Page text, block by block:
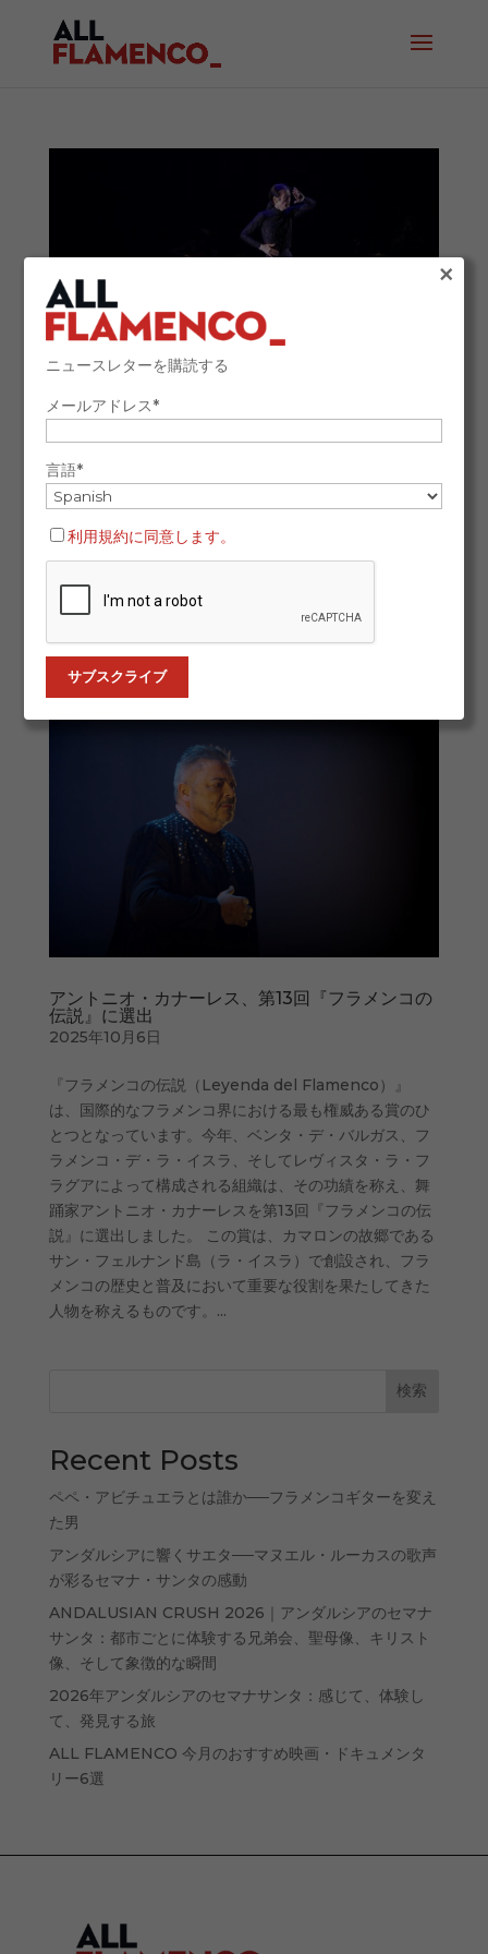
日本におけるフラメンコ：情熱が育む物語
アンダルシア文化に魅了された一部の日本人にとって、
異国情緒あふれる好奇心から始まったこの物語は、数十
年を経て、情熱と敬意、そして深い感情的つながりへと
って育まれています。東京、大阪、京都の舞台で、スペ
をご紹介します。 魅了の始まり：最初の出会い...
アントニオ・カナーレス、第13回『フラメンコの
伝説』に選出
2025年10月6日
『フラメンコの伝説（Leyenda del Flamenco）』
は、国際的なフラメンコ界における最も権威ある賞のひ
とつとなっています。今年、ベンタ・デ・バルガス、フ
ラメンコ・デ・ラ・イスラ、そしてレヴィスタ・ラ・フ
ラグアによって構成される組織は、その功績を称え、舞
踊家アントニオ・カナーレスを第13回『フラメンコの伝
説』に選出しました。 この賞は、カマロンの故郷である
サン・フェルナンド島（ラ・イスラ）で創設され、フラ
メンコの歴史と普及において重要な役割を果たしてきた
人物を称えるものです。...
検索
Recent Posts
ペペ・アビチュエラとは誰か──フラメンコギターを変え
た男
アンダルシアに響くサエタ──マヌエル・ルーカスの歌声
が彩るセマナ・サンタの感動
ANDALUSIAN CRUSH 2026｜アンダルシアのセマナ
サンタ：都市ごとに体験する兄弟会、聖母像、キリスト
像、そして象徴的な瞬間
2026年アンダルシアのセマナサンタ：感じて、体験し
て、発見する旅
ALL FLAMENCO 今月のおすすめ映画・ドキュメンタ
リー6選
ニュースレターを購読する
メールアドレス*
言語*
利用規約に同意します。
×